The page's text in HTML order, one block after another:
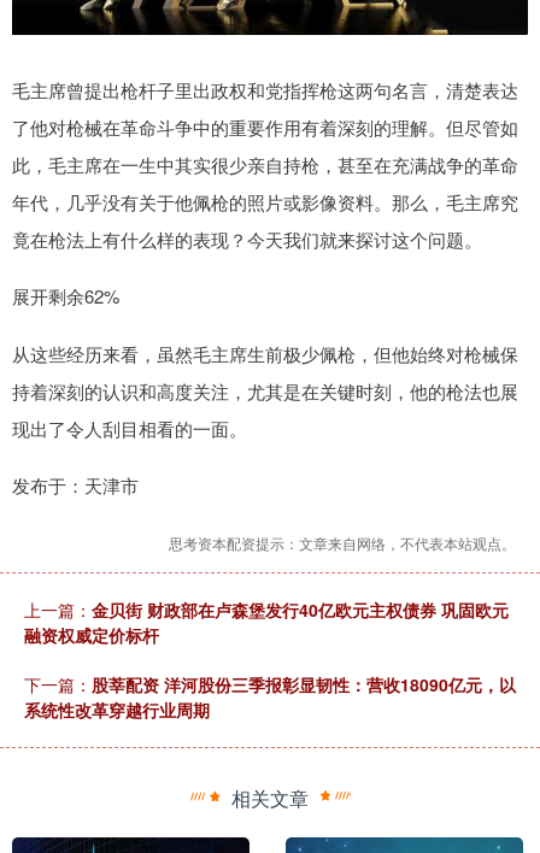
毛主席曾提出枪杆子里出政权和党指挥枪这两句名言，清楚表达
了他对枪械在革命斗争中的重要作用有着深刻的理解。但尽管如
此，毛主席在一生中其实很少亲自持枪，甚至在充满战争的革命
年代，几乎没有关于他佩枪的照片或影像资料。那么，毛主席究
竟在枪法上有什么样的表现？今天我们就来探讨这个问题。
展开剩余62%
从这些经历来看，虽然毛主席生前极少佩枪，但他始终对枪械保
持着深刻的认识和高度关注，尤其是在关键时刻，他的枪法也展
现出了令人刮目相看的一面。
发布于：天津市
思考资本配资提示：文章来自网络，不代表本站观点。
上一篇： 金贝街 财政部在卢森堡发行40亿欧元主权债券 巩固欧元
融资权威定价标杆
下一篇： 股莘配资 洋河股份三季报彰显韧性：营收18090亿元，以
系统性改革穿越行业周期
相关文章